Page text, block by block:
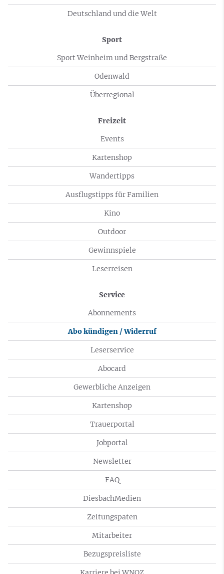
Deutschland und die Welt
Sport
Sport Weinheim und Bergstraße
Odenwald
Überregional
Freizeit
Events
Kartenshop
Wandertipps
Ausflugstipps für Familien
Kino
Outdoor
Gewinnspiele
Leserreisen
Service
Abonnements
Abo kündigen / Widerruf
Leserservice
Abocard
Gewerbliche Anzeigen
Kartenshop
Trauerportal
Jobportal
Newsletter
FAQ
DiesbachMedien
Zeitungspaten
Mitarbeiter
Bezugspreisliste